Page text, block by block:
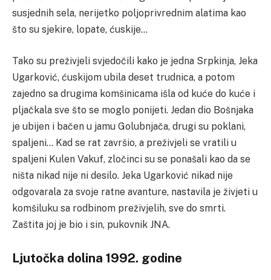
susjednih sela, nerijetko poljoprivrednim alatima kao
što su sjekire, lopate, ćuskije…
Tako su preživjeli svjedočili kako je jedna Srpkinja, Jeka
Ugarković, ćuskijom ubila deset trudnica, a potom
zajedno sa drugima komšinicama išla od kuće do kuće i
pljačkala sve što se moglo ponijeti. Jedan dio Bošnjaka
je ubijen i bačen u jamu Golubnjača, drugi su poklani,
spaljeni… Kad se rat završio, a preživjeli se vratili u
spaljeni Kulen Vakuf, zločinci su se ponašali kao da se
ništa nikad nije ni desilo. Jeka Ugarković nikad nije
odgovarala za svoje ratne avanture, nastavila je živjeti u
komšiluku sa rodbinom preživjelih, sve do smrti.
Zaštita joj je bio i sin, pukovnik JNA.
Ljutočka dolina 1992. godine